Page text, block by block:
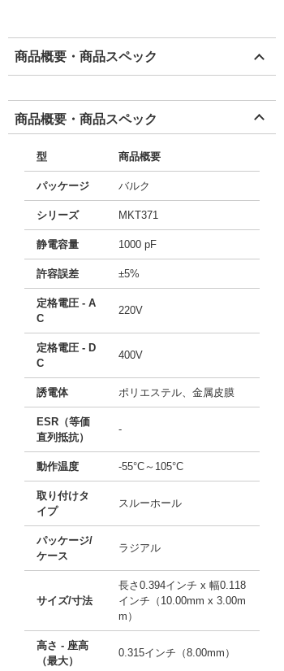
商品概要・商品スペック
商品概要・商品スペック
型 商品概要
パッケージ バルク
シリーズ MKT371
静電容量 1000 pF
許容誤差 ±5%
定格電圧 - A
C
220V
定格電圧 - D
C
400V
誘電体 ポリエステル、金属皮膜
ESR（等価
直列抵抗）
-
動作温度 -55°C～105°C
取り付けタ
イプ
スルーホール
パッケージ/
ケース
ラジアル
サイズ/寸法
長さ0.394インチ x 幅0.118
インチ（10.00mm x 3.00m
m）
高さ - 座高
（最大）
0.315インチ（8.00mm）